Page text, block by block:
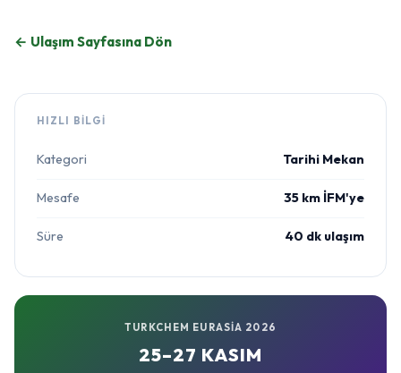
← Ulaşım Sayfasına Dön
HIZLI BILGI
Kategori Tarihi Mekan
Mesafe 35 km İFM'ye
Süre 40 dk ulaşım
TURKCHEM EURASIA 2026
25–27 KASIM